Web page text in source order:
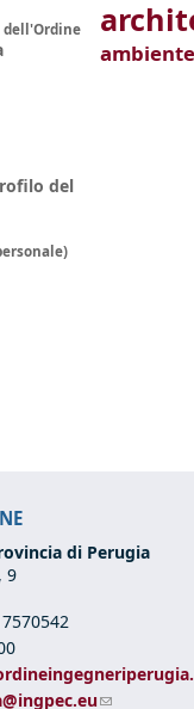
dell'Ordine
del
ambiente
di Perugia
9
(link sends